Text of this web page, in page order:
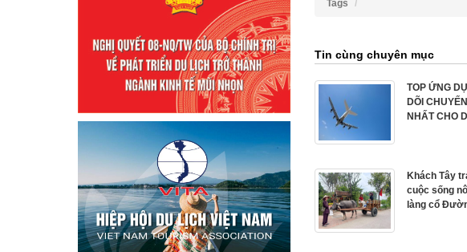
Tags
Tin cùng chuyên mục
TOP ỨNG
DÕI
NHẤT CHO
Khách Tây
cuộc sống
làng cổ